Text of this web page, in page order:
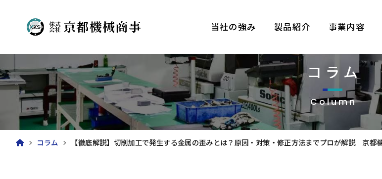
当社の強み 製品紹介 事業内容
コラム
Column
コラム 【徹底解説】切削加工で発生する金属の歪みとは？原因・対策・修正方法までプロが解説｜京都